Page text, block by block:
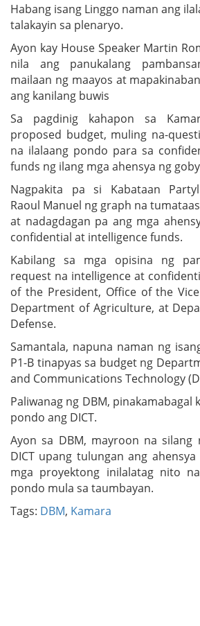
Habang isang Linggo naman ang
talakayin sa plenaryo.
Ayon kay House Speaker Martin
nila ang panukalang
mailaan ng maayos at
ang kanilang buwis
Sa pagdinig kahapon sa
proposed budget, muling na-
na ilalaang pondo para sa
funds ng ilang mga ahensya ng
Nagpakita pa si Kabataan
Raoul Manuel ng graph na
at nadagdagan pa ang mga
confidential at intelligence funds.
Kabilang sa mga opisina ng
request na intelligence at
of the President, Office of the
Department of Agriculture, at
Defense.
Samantala, napuna naman ng
P1-B tinapyas sa budget ng
and Communications Technology
Paliwanag ng DBM, pinakamabagal
pondo ang DICT.
Ayon sa DBM, mayroon na silang
DICT upang tulungan ang
mga proyektong inilalatag nito
pondo mula sa taumbayan.
Tags: DBM, Kamara